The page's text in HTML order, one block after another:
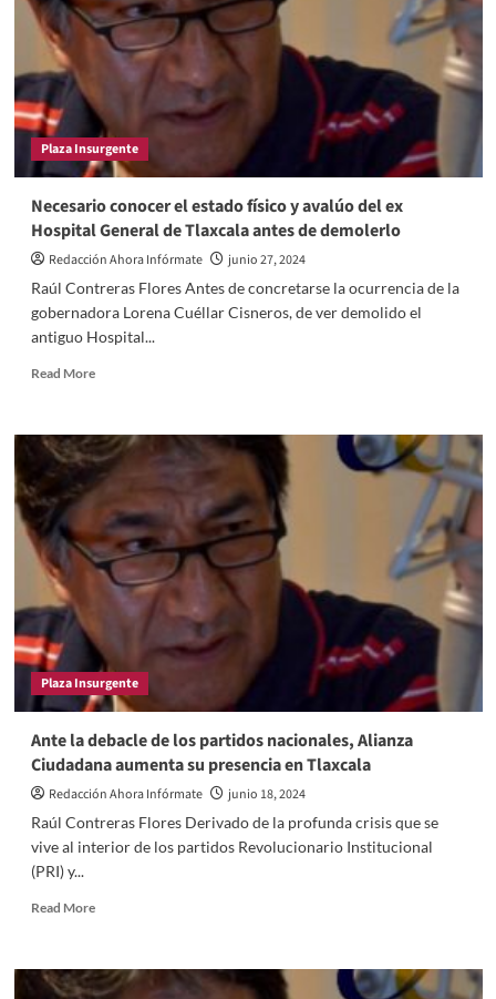
conservadores
y
gobierno
represor
Tlaxcala
Plaza Insurgente
Necesario conocer el estado físico y avalúo del ex
Hospital General de Tlaxcala antes de demolerlo
Redacción Ahora Infórmate
junio 27, 2024
Raúl Contreras Flores Antes de concretarse la ocurrencia de la
gobernadora Lorena Cuéllar Cisneros, de ver demolido el
antiguo Hospital...
Read MoreRead
Necesario
conocer
el
estado
físico
y
avalúo
del
Hospital
General
de
Tlaxcala
antes
demolerlo
Plaza Insurgente
Ante la debacle de los partidos nacionales, Alianza
Ciudadana aumenta su presencia en Tlaxcala
Redacción Ahora Infórmate
junio 18, 2024
Raúl Contreras Flores Derivado de la profunda crisis que se
vive al interior de los partidos Revolucionario Institucional
(PRI) y...
Read MoreRead
Ante
la